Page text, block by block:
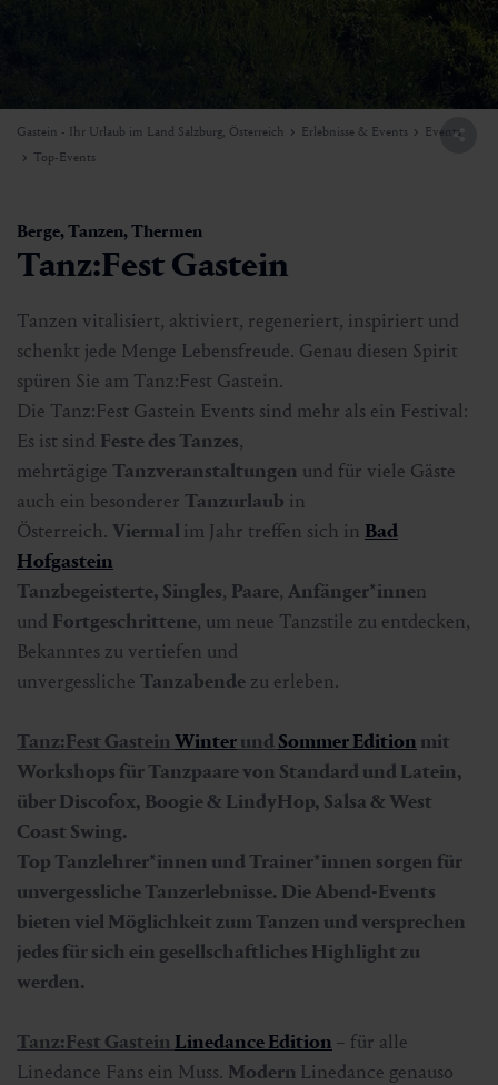
Gastein - Ihr Urlaub im Land Salzburg, Österreich Erlebnisse & Events
Events
Top-Events
Berge, Tanzen, Thermen
Tanz:Fest Gastein
Tanzen vitalisiert, aktiviert, regeneriert, inspiriert und
schenkt jede Menge Lebensfreude. Genau diesen Spirit
spüren Sie am Tanz:Fest Gastein.
Die Tanz:Fest Gastein Events sind mehr als ein Festival:
Es ist sind Feste des Tanzes,
mehrtägige Tanzveranstaltungen und für viele Gäste
auch ein besonderer Tanzurlaub in
Österreich. Viermalim Jahr treffen sich in Bad
Hofgastein
Tanzbegeisterte, Singles, Paare, Anfänger*innen
und Fortgeschrittene, um neue Tanzstile zu entdecken,
Bekanntes zu vertiefen und
unvergessliche Tanzabende zu erleben.
Tanz:Fest GasteinWinterundSommer Edition mit
Workshops für Tanzpaare von Standard undLatein,
überDiscofox, Boogie& LindyHop, Salsa &West
Coast Swing.
Top Tanzlehrer*innen undTrainer*innen sorgen für
unvergessliche Tanzerlebnisse. Die Abend-Events
bieten viel Möglichkeit zum Tanzen und versprechen
jedes für sich ein gesellschaftliches Highlight zu
werden.
Tanz:Fest Gastein Linedance Edition – für alle
Linedance Fans ein Muss. Modern Linedance genauso